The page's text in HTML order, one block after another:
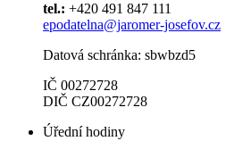
tel.: +420 491 847 111
epodatelna@jaromer-josefov.cz
Datová schránka: sbwbzd5
IČ 00272728
DIČ CZ00272728
Úřední hodiny